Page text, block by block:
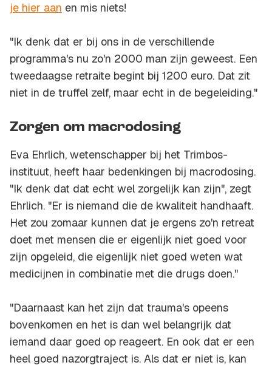
je hier aan en mis niets!
"Ik denk dat er bij ons in de verschillende
programma's nu zo'n 2000 man zijn geweest. Een
tweedaagse retraite begint bij 1200 euro. Dat zit
niet in de truffel zelf, maar echt in de begeleiding."
Zorgen om macrodosing
Eva Ehrlich, wetenschapper bij het Trimbos-
instituut, heeft haar bedenkingen bij macrodosing.
"Ik denk dat dat echt wel zorgelijk kan zijn", zegt
Ehrlich. "Er is niemand die de kwaliteit handhaaft.
Het zou zomaar kunnen dat je ergens zo'n retreat
doet met mensen die er eigenlijk niet goed voor
zijn opgeleid, die eigenlijk niet goed weten wat
medicijnen in combinatie met die drugs doen."
"Daarnaast kan het zijn dat trauma's opeens
bovenkomen en het is dan wel belangrijk dat
iemand daar goed op reageert. En ook dat er een
heel goed nazorgtraject is. Als dat er niet is, kan